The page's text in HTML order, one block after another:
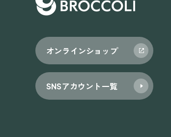
ョ
オンラインショップ
SNSアカウント一覧